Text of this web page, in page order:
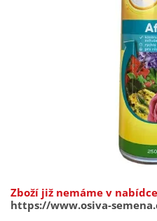
Zboží již nemáme v
https://www.osiva-